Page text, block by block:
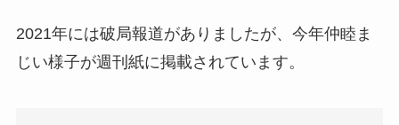
2021年には破局報道がありましたが、今年仲睦ま
じい様子が週刊紙に掲載されています。